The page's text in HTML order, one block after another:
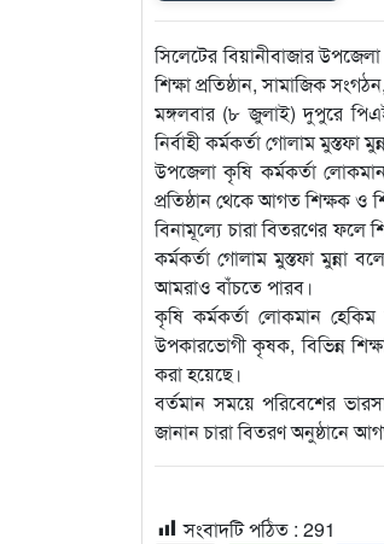
সিলেটের বিয়ানীবাজার
শিক্ষা প্রতিষ্ঠান, সামাজিক
মঙ্গলবার (৮ জুলাই) দুপুরে
নির্বাহী কর্মকর্তা গোলাম মুস্তফা
উপজেলা কৃষি কর্মকর্তা লোকমান
প্রতিষ্ঠান থেকে আগত শিক্ষক ও
বিনামূল্যে চারা বিতরণের ফলে
কর্মকর্তা গোলাম মুস্তফা মুন্না
আমরাও বাঁচতে পারব।
কৃষি কর্মকর্তা লোকমান
উপকারভোগী কৃষক, বিভিন্ন
করা হয়েছে।
বর্তমান সময়ে পরিবেশের
জানান চারা বিতরণ অনুষ্ঠানে
সংবাদটি পঠিত : 291